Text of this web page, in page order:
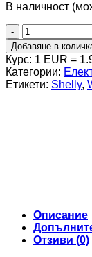
В наличност
количество
за
Shelly
Pro
3EM
+
Добавяне в
Курс: 1 EUR =
Категории:
Етикети: Shelly,
Описание
Отзиви (0)